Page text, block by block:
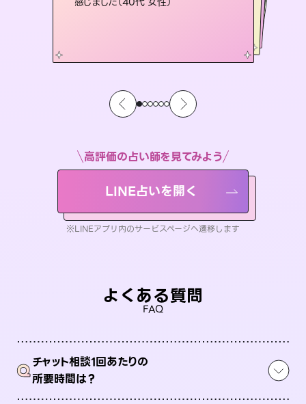
高評価の占い師を見てみよう
LINE占いを開く
※LINEアプリ内のサービスページへ遷移します
よくある質問
FAQ
Qチャット相談1回あたりの
所要時間は？